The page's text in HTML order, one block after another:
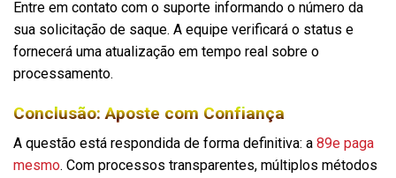
Entre em contato com o suporte informando o número da
sua solicitação de saque. A equipe verificará o status e
fornecerá uma atualização em tempo real sobre o
processamento.
Conclusão: Aposte com Confiança
A questão está respondida de forma definitiva: a 89e paga
mesmo. Com processos transparentes, múltiplos métodos